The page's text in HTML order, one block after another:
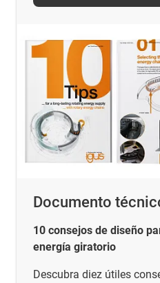
Documento
10 consejos de diseño
energía giratorio
Descubra diez útiles